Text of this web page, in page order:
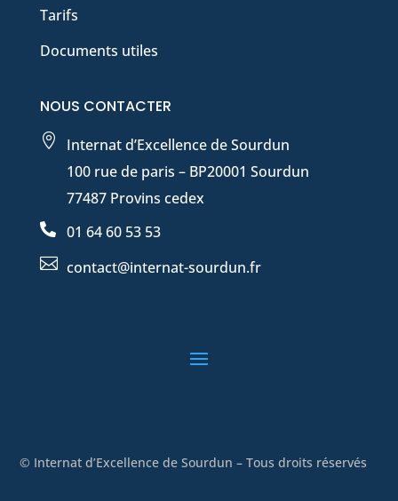
Tarifs
Documents utiles
NOUS CONTACTER

Internat d’Excellence de Sourdun
100 rue de paris – BP20001 Sourdun
77487 Provins cedex
 01 64 60 53 53
 contact@internat-sourdun.fr
© Internat d’Excellence de Sourdun – Tous droits réservés